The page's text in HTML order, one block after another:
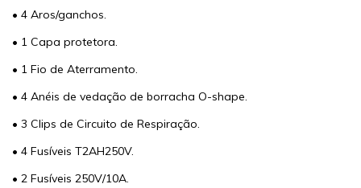
• 4 Aros/ganchos.
• 1 Capa protetora.
• 1 Fio de Aterramento.
• 4 Anéis de vedação de borracha O-shape.
• 3 Clips de Circuito de Respiração.
• 4 Fusíveis T2AH250V.
• 2 Fusíveis 250V/10A.